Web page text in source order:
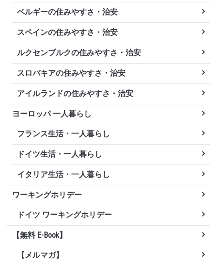
ベルギーの住みやすさ・治安
スペインの住みやすさ・治安
ルクセンブルクの住みやすさ・治安
スロバキアの住みやすさ・治安
アイルランドの住みやすさ・治安
ヨーロッパ 一人暮らし
フランス生活・一人暮らし
ドイツ生活・一人暮らし
イタリア生活・一人暮らし
ワーキングホリデー
ドイツ ワーキングホリデー
【無料 E-Book】
【メルマガ】